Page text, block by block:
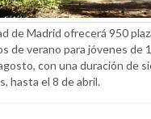
de Madrid ofrecerá 950
de verano para jóvenes de
con una duración de
hasta el 8 de abril.